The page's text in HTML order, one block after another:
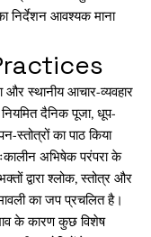
निर्देशन आवश्यक माना
और स्थानीय आचार-व्यवहार
दैनिक पूजा, धूप-
स्तोत्रों का पाठ किया
अभिषेक परंपरा के
द्वारा श्लोक, स्तोत्र और
का जप प्रचलित है।
के कारण कुछ विशेष